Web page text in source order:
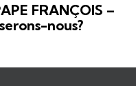
FRANÇOIS –
nous?